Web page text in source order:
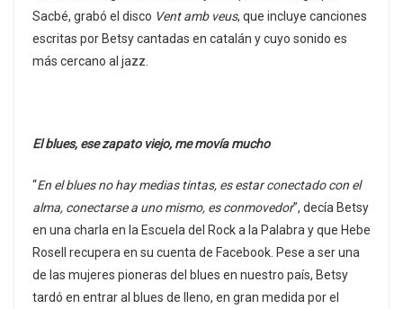
Sacbé, grabó el disco Vent amb veus, que incluye canciones
escritas por Betsy cantadas en catalán y cuyo sonido es
más cercano al jazz.
El blues, ese zapato viejo, me movía mucho
“En el blues no hay medias tintas, es estar conectado con el
alma, conectarse a uno mismo, es conmovedor”, decía Betsy
en una charla en la Escuela del Rock a la Palabra y que Hebe
Rosell recupera en su cuenta de Facebook. Pese a ser una
de las mujeres pioneras del blues en nuestro país, Betsy
tardó en entrar al blues de lleno, en gran medida por el